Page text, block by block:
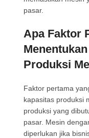
pasar.
Apa Faktor
Produksi
Faktor pertama
kapasitas produksi
produksi yang
pasar. Mesin
diperlukan jika